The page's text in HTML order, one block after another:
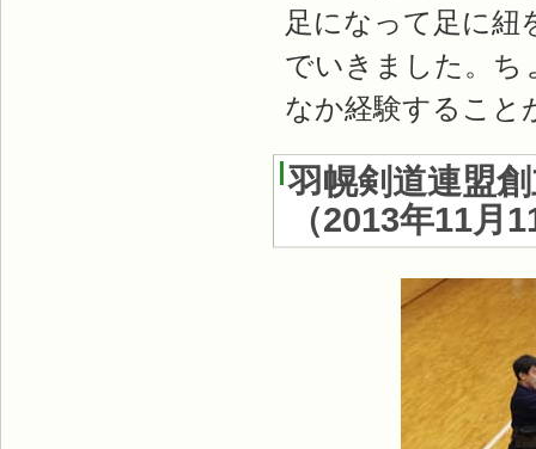
足になって足に紐
でいきました。ち
なか経験すること
羽幌剣道連盟
（2013年11月